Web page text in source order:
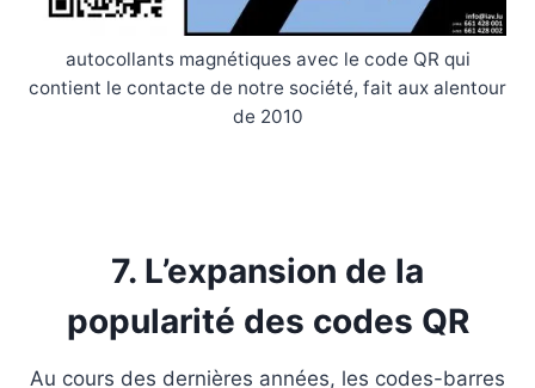
autocollants magnétiques avec le code QR qui
contient le contacte de notre société, fait aux alentour
de 2010
7. L’expansion de la
popularité des codes QR
Au cours des dernières années, les codes-barres